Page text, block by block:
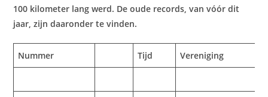
100 kilometer lang werd. De oude records, van vóór dit
jaar, zijn daaronder te vinden.
Nummer Tijd Vereniging